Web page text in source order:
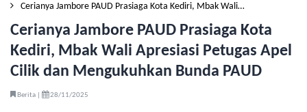
Cerianya Jambore PAUD Prasiaga Kota Kediri, Mbak Wali…
Cerianya Jambore PAUD Prasiaga Kota
Kediri, Mbak Wali Apresiasi Petugas Apel
Cilik dan Mengukuhkan Bunda PAUD
Berita | 28/11/2025